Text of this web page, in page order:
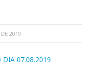
2019
DIA 07.08.2019